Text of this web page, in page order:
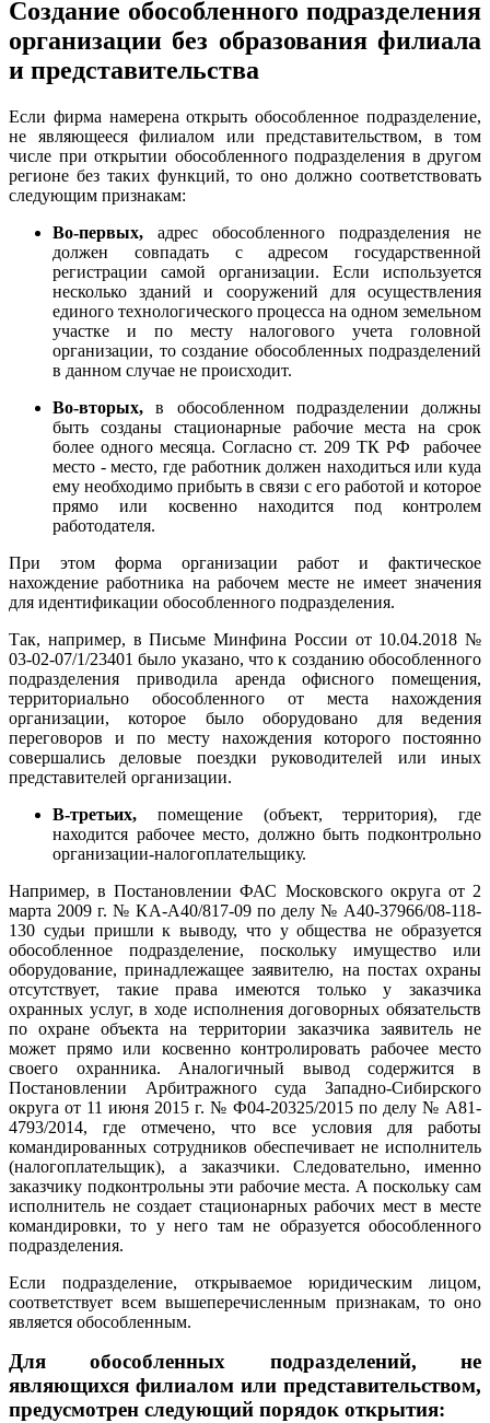
Создание обособленного подразделения
организации без образования филиала
и представительства
Если фирма намерена открыть обособленное подразделение,
не являющееся филиалом или представительством, в том
числе при открытии обособленного подразделения в другом
регионе без таких функций, то оно должно соответствовать
следующим признакам:
Во-первых, адрес обособленного подразделения не
должен совпадать с адресом государственной
регистрации самой организации. Если используется
несколько зданий и сооружений для осуществления
единого технологического процесса на одном земельном
участке и по месту налогового учета головной
организации, то создание обособленных подразделений
в данном случае не происходит.
Во-вторых,в обособленном подразделении должны
быть созданы стационарные рабочие места на срок
более одного месяца. Согласно ст. 209 ТК РФ рабочее
место - место, где работник должен находиться или куда
ему необходимо прибыть в связи с его работой и которое
прямо или косвенно находится под контролем
работодателя.
При этом форма организации работ и фактическое
нахождение работника на рабочем месте не имеет значения
для идентификации обособленного подразделения.
Так, например, в Письме Минфина России от 10.04.2018 №
03-02-07/1/23401 было указано, что к созданию обособленного
подразделения приводила аренда офисного помещения,
территориально обособленного от места нахождения
организации, которое было оборудовано для ведения
переговоров и по месту нахождения которого постоянно
совершались деловые поездки руководителей или иных
представителей организации.
В-третьих, помещение (объект, территория), где
находится рабочее место, должно быть подконтрольно
организации-налогоплательщику.
Например, в Постановлении ФАС Московского округа от 2
марта 2009 г. № КА-А40/817-09 по делу № А40-37966/08-118-
130 судьи пришли к выводу, что у общества не образуется
обособленное подразделение, поскольку имущество или
оборудование, принадлежащее заявителю, на постах охраны
отсутствует, такие права имеются только у заказчика
охранных услуг, в ходе исполнения договорных обязательств
по охране объекта на территории заказчика заявитель не
может прямо или косвенно контролировать рабочее место
своего охранника. Аналогичный вывод содержится в
Постановлении Арбитражного суда Западно-Сибирского
округа от 11 июня 2015 г. № Ф04-20325/2015 по делу № А81-
4793/2014, где отмечено, что все условия для работы
командированных сотрудников обеспечивает не исполнитель
(налогоплательщик), а заказчики. Следовательно, именно
заказчику подконтрольны эти рабочие места. А поскольку сам
исполнитель не создает стационарных рабочих мест в месте
командировки, то у него там не образуется обособленного
подразделения.
Если подразделение, открываемое юридическим лицом,
соответствует всем вышеперечисленным признакам, то оно
является обособленным.
Для обособленных подразделений, не
являющихся филиалом или представительством,
предусмотрен следующий порядок открытия: